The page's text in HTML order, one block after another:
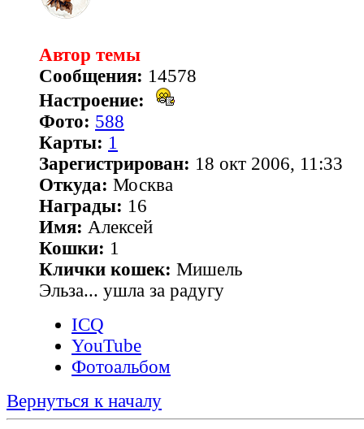
Автор темы
Сообщения: 14578
Настроение:
Фото: 588
Карты: 1
Зарегистрирован: 18 окт 2006, 11:33
Откуда: Москва
Награды: 16
Имя: Алексей
Кошки: 1
Клички кошек: Мишель
Эльза... ушла за радугу
ICQ
YouTube
Фотоальбом
Вернуться к началу